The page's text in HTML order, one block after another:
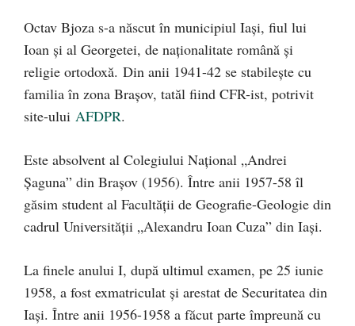
Octav Bjoza s-a născut în municipiul Iaşi, fiul lui
Ioan şi al Georgetei, de naţionalitate română şi
religie ortodoxă. Din anii 1941-42 se stabileşte cu
familia în zona Braşov, tatăl fiind CFR-ist, potrivit
site-ului AFDPR.
Este absolvent al Colegiului Naţional „Andrei
Şaguna” din Braşov (1956). Între anii 1957-58 îl
găsim student al Facultăţii de Geografie-Geologie din
cadrul Universităţii „Alexandru Ioan Cuza” din Iaşi.
La finele anului I, după ultimul examen, pe 25 iunie
1958, a fost exmatriculat şi arestat de Securitatea din
Iaşi. Între anii 1956-1958 a făcut parte împreună cu